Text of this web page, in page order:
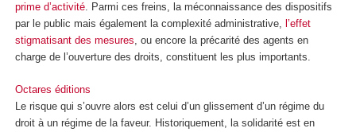
prime d’activité. Parmi ces freins, la méconnaissance des dispositifs
par le public mais également la complexité administrative, l’effet
stigmatisant des mesures, ou encore la précarité des agents en
charge de l’ouverture des droits, constituent les plus importants.
Octares éditions
Le risque qui s’ouvre alors est celui d’un glissement d’un régime du
droit à un régime de la faveur. Historiquement, la solidarité est en